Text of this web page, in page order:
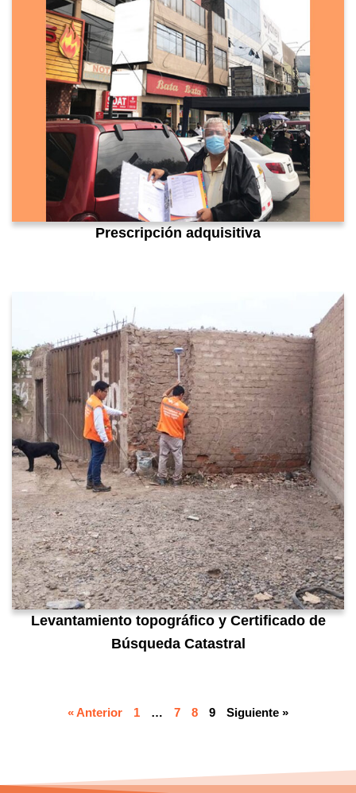
Prescripción adquisitiva
Levantamiento topográfico y Certificado de
Búsqueda Catastral
« Anterior 1 … 7 8 9 Siguiente »